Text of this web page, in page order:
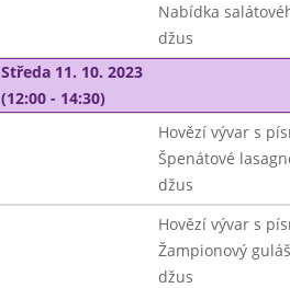
Nabídka
džus
Středa 11. 10. 2023
(12:00 - 14:30)
Hovězí vývar s
Špenátové
džus
Hovězí vývar s
Žampionový
džus